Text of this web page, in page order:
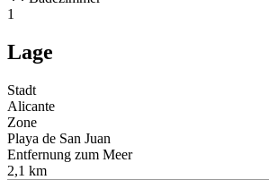
1
Lage
Stadt
Alicante
Zone
Playa de San Juan
Entfernung zum Meer
2,1 km